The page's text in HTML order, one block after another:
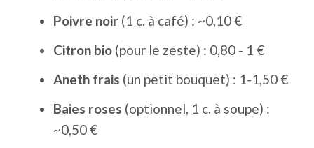
Poivre noir (1 c. à café) : ~0,10 €
Citron bio (pour le zeste) : 0,80 - 1 €
Aneth frais (un petit bouquet) : 1-1,50 €
Baies roses (optionnel, 1 c. à soupe) :
~0,50 €